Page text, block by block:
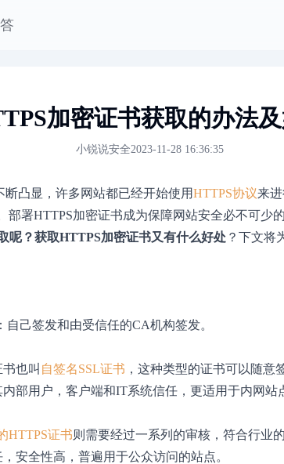
加密证书获取的办法
小锐说安全2023-11-28 16:36:35
凸显，许多网站都已经开始使用HTTPS协议来
部署HTTPS加密证书成为保障网站安全必不可少
呢？获取HTTPS加密证书又有什么好处 ？下文将
己签发和由受信任的CA机构签发。
也叫 自签名SSL证书 ，这种类型的证书可以随意
部用户，客户端和IT系统信任，更适用于内网站
HTTPS证书则需要经过一系列的审核，符合行业
安全性高，普遍用于公众访问的站点。